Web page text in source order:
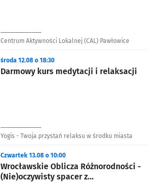
Centrum Aktywności Lokalnej (CAL) Pawłowice
Darmowy kurs medytacji i relaksacji
środa 12.08 o 18:30
Yogis - Twoja przystań relaksu w środku miasta
Wrocławskie Oblicza Różnorodności -
(Nie)oczywisty spacer z
Czwartek 13.08 o 10:00